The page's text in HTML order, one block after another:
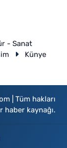
- Sanat
Künye
| Tüm hakları
haber kaynağı.